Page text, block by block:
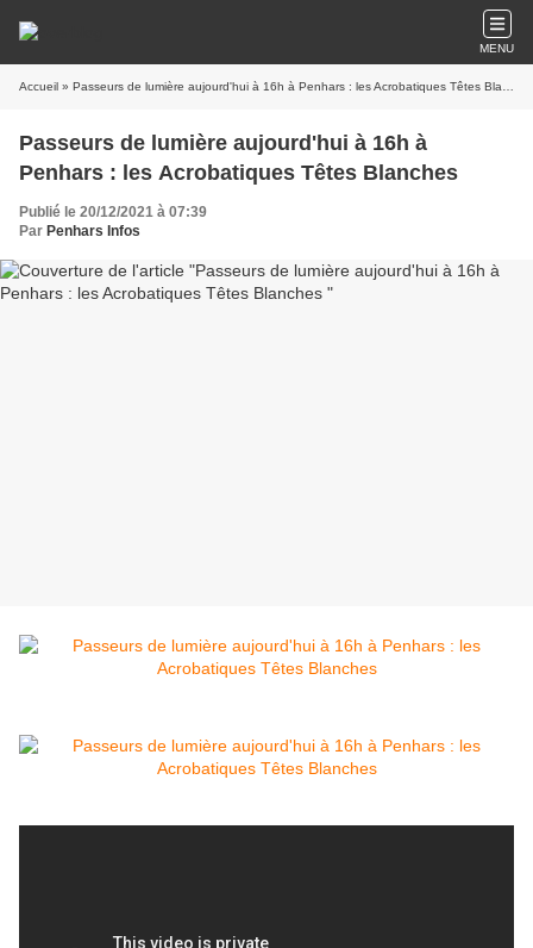
MENU
Accueil » Passeurs de lumière aujourd'hui à 16h à Penhars : les Acrobatiques Têtes Blanches
Passeurs de lumière aujourd'hui à 16h à
Penhars : les Acrobatiques Têtes Blanches
Publié le 20/12/2021 à 07:39
Par Penhars Infos